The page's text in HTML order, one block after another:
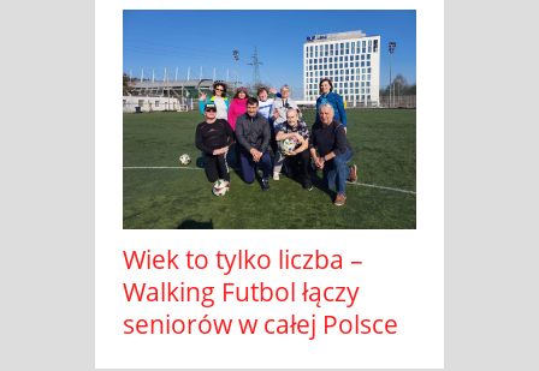
Wiek to tylko liczba –
Walking Futbol łączy
seniorów w całej Polsce